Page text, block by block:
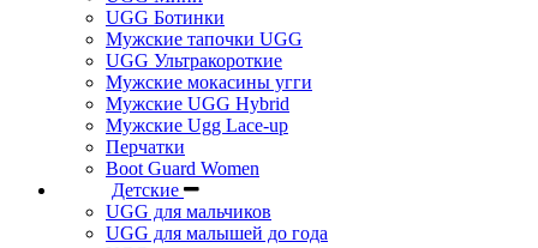
UGG Ботинки
Мужские тапочки UGG
UGG Ультракороткие
Мужские мокасины угги
Мужские UGG Hybrid
Мужские Ugg Lace-up
Перчатки
Boot Guard Women
Детские
UGG для мальчиков
UGG для малышей до года